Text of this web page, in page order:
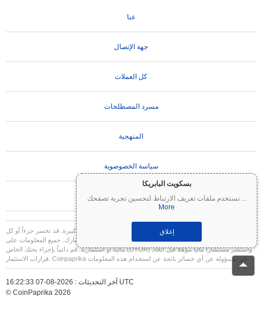
بسكويت البابريكا
نستخدم ملفات تعريف الارتباط لتحسين تجربة تصفحك ...
More
إغلاق
عنا
جهة الإتصال
كل العملات
مسرد المصطلحات
المنهجية
سياسة الخصوصوية
تعليمات الاستخدام
العملات المشفرة شديدة التقلب وتنطوي على مخاطر كبيرة. قد تخسر جزءاً أو كل
استثمارك. جميع المعلومات على Coinpaprika مقدمة لأغراض إعلامية فقط ولا تشكل نصيحة
مالية أو استثمارية. قم دائماً بإجراء بحثك الخاص (DYOR) واستشر مستشاراً مالياً مؤهلاً قبل اتخاذ
آخر التحديثات : 2026-08-07 16:22:33 UTC
© CoinPaprika 2026